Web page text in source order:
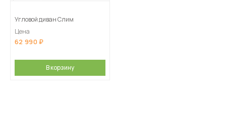
Угловой диван Слим
Цена
62 990
В корзину